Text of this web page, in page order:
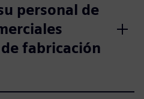
personal de
fabricación